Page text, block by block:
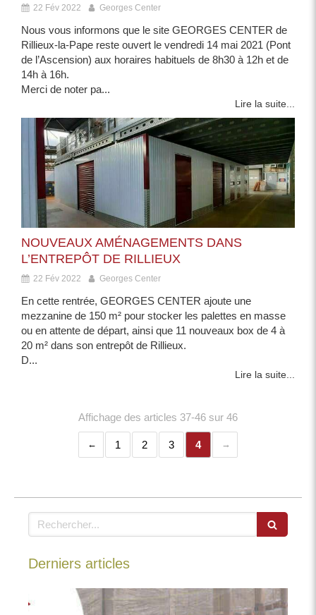
22 Fév 2022 Georges Center
Nous vous informons que le site GEORGES CENTER de
Rillieux-la-Pape reste ouvert le vendredi 14 mai 2021 (Pont
de l’Ascension) aux horaires habituels de 8h30 à 12h et de
14h à 16h.
Merci de noter pa...
Lire la suite...
NOUVEAUX AMÉNAGEMENTS DANS
L’ENTREPÔT DE RILLIEUX
22 Fév 2022 Georges Center
En cette rentrée, GEORGES CENTER ajoute une
mezzanine de 150 m² pour stocker les palettes en masse
ou en attente de départ, ainsi que 11 nouveaux box de 4 à
20 m² dans son entrepôt de Rillieux.
D...
Lire la suite...
Affichage des articles 37-46 sur 46
1 2 3 4
Rechercher
Derniers articles